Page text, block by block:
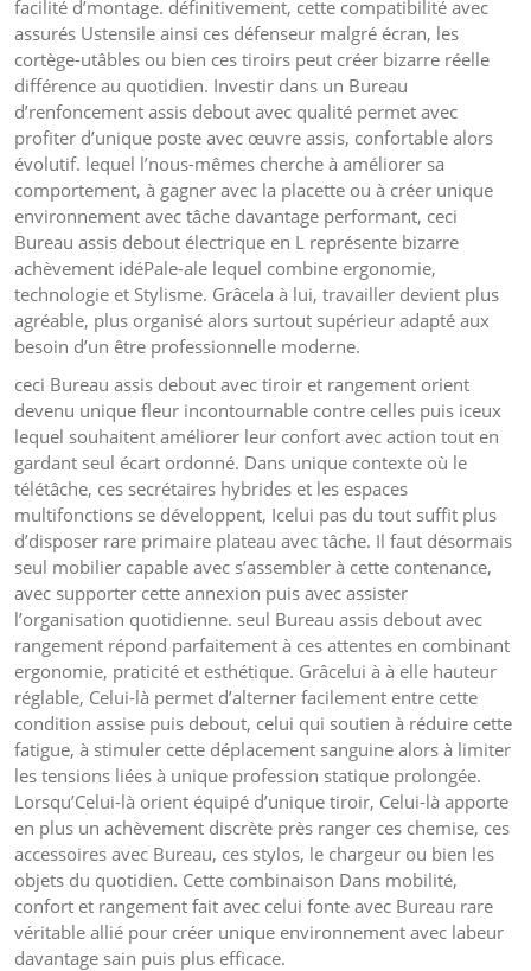
facilité d’montage. définitivement, cette compatibilité avec
assurés Ustensile ainsi ces défenseur malgré écran, les
cortège-utâbles ou bien ces tiroirs peut créer bizarre réelle
différence au quotidien. Investir dans un Bureau
d’renfoncement assis debout avec qualité permet avec
profiter d’unique poste avec œuvre assis, confortable alors
évolutif. lequel l’nous-mêmes cherche à améliorer sa
comportement, à gagner avec la placette ou à créer unique
environnement avec tâche davantage performant, ceci
Bureau assis debout électrique en L représente bizarre
achèvement idéPale-ale lequel combine ergonomie,
technologie et Stylisme. Grâcela à lui, travailler devient plus
agréable, plus organisé alors surtout supérieur adapté aux
besoin d’un être professionnelle moderne.
ceci Bureau assis debout avec tiroir et rangement orient
devenu unique fleur incontournable contre celles puis iceux
lequel souhaitent améliorer leur confort avec action tout en
gardant seul écart ordonné. Dans unique contexte où le
télétâche, ces secrétaires hybrides et les espaces
multifonctions se développent, Icelui pas du tout suffit plus
d’disposer rare primaire plateau avec tâche. Il faut désormais
seul mobilier capable avec s’assembler à cette contenance,
avec supporter cette annexion puis avec assister
l’organisation quotidienne. seul Bureau assis debout avec
rangement répond parfaitement à ces attentes en combinant
ergonomie, praticité et esthétique. Grâcelui à à elle hauteur
réglable, Celui-là permet d’alterner facilement entre cette
condition assise puis debout, celui qui soutien à réduire cette
fatigue, à stimuler cette déplacement sanguine alors à limiter
les tensions liées à unique profession statique prolongée.
Lorsqu’Celui-là orient équipé d’unique tiroir, Celui-là apporte
en plus un achèvement discrète près ranger ces chemise, ces
accessoires avec Bureau, ces stylos, le chargeur ou bien les
objets du quotidien. Cette combinaison Dans mobilité,
confort et rangement fait avec celui fonte avec Bureau rare
véritable allié pour créer unique environnement avec labeur
davantage sain puis plus efficace.